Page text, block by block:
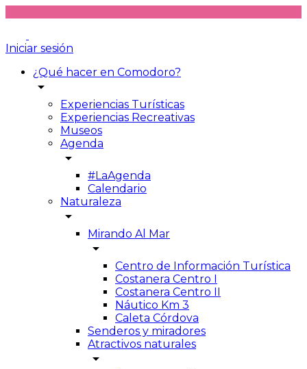
Iniciar sesión
¿Qué hacer en Comodoro?
arrow_drop_down
Experiencias Turísticas
Experiencias Recreativas
Museos
Agenda
arrow_drop_down
#LaAgenda
Calendario
Naturaleza
arrow_drop_down
Mirando Al Mar
arrow_drop_down
Centro de Información Turística
Costanera Centro I
Costanera Centro II
Náutico Km 3
Caleta Córdova
Senderos y miradores
Atractivos naturales
arrow_drop_down